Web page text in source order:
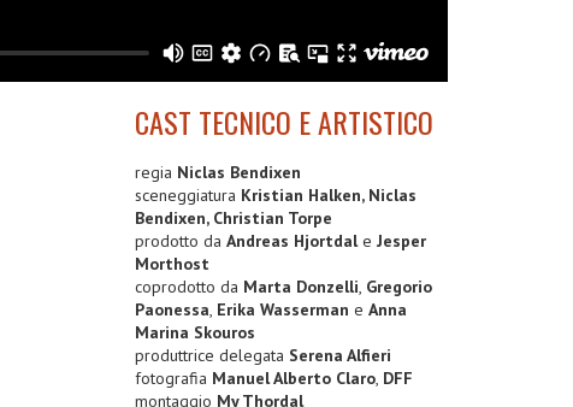
CAST TECNICO E ARTISTICO
regia Niclas Bendixen
sceneggiatura Kristian Halken, Niclas
Bendixen, Christian Torpe
prodotto da Andreas Hjortdale Jesper
Morthost
coprodotto da Marta Donzelli, Gregorio
Paonessa, Erika Wasserman e Anna
Marina Skouros
produttrice delegata Serena Alfieri
fotografia Manuel Alberto Claro, DFF
montaggio My Thordal